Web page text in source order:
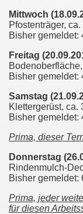
Mittwoch
Pfostenträger,
Bisher gemeldet:
Freitag
Bisher gemeldet:
Samstag
Klettergerüst, ca.
Bisher gemeldet:
Prima, dieser
Donnerstag
Rindenmulch-
Bisher gemeldet:
Prima, jeder
für diesen